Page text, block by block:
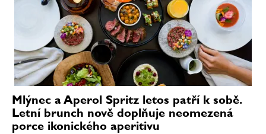
Mlýnec a Aperol Spritz letos patří k sobě.
Letní brunch nově doplňuje neomezená
porce ikonického aperitivu